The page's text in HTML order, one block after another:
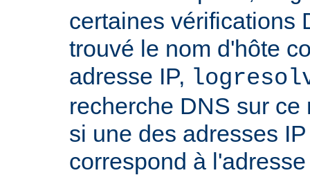
certaines vérifications
trouvé le nom d'hôte
adresse IP,
recherche DNS sur
si une des adresses
correspond à